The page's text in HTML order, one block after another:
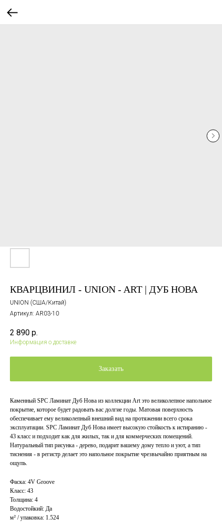
КВАРЦВИНИЛ - UNION - ART | ДУБ НОВА
UNION (США/Китай)
Артикул: AR03-10
2 890 р.
Информация о доставке
Заказать
Каменный SPC Ламинат Дуб Нова из коллекции Art это великолепное напольное
покрытие, которое будет радовать вас долгие годы. Матовая поверхность
обеспечивает ему великолепный внешний вид на протяжении всего срока
эксплуатации. SPC Ламинат Дуб Нова имеет высокую стойкость к истиранию -
43 класс и подходит как для жилых, так и для коммерческих помещений.
Натуральный тип рисунка - дерево, подарит вашему дому тепло и уют, а тип
тиснения - в регистр делает это напольное покрытие чрезвычайно приятным на
ощупь.
Фаска: 4V Groove
Класс: 43
Толщина: 4
Водостойкий: Да
м² / упаковка: 1.524